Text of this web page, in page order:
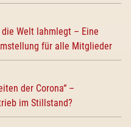
Welt lahmlegt – Eine
für alle Mitglieder
der Corona“ –
im Stillstand?